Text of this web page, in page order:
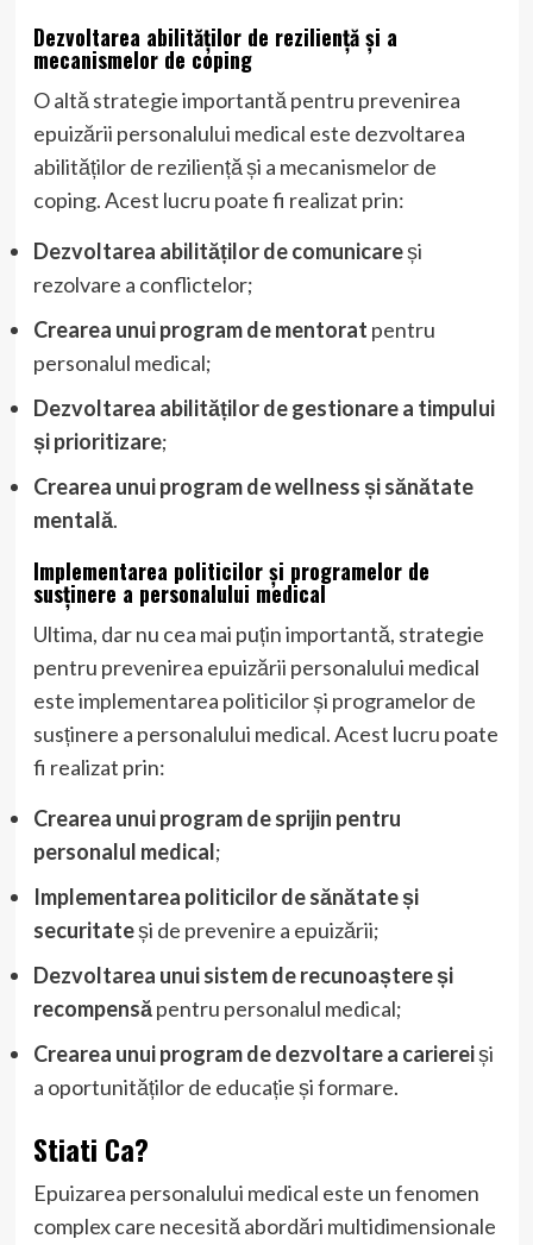
Dezvoltarea abilităților de reziliență și a
mecanismelor de coping
O altă strategie importantă pentru prevenirea
epuizării personalului medical este dezvoltarea
abilităților de reziliență și a mecanismelor de
coping. Acest lucru poate fi realizat prin:
Dezvoltarea abilităților de comunicareși
rezolvare a conflictelor;
Crearea unui program de mentorat pentru
personalul medical;
Dezvoltarea abilităților de gestionare a timpului
și prioritizare;
Crearea unui program de wellness și sănătate
mentală.
Implementarea politicilor și programelor de
susținere a personalului medical
Ultima, dar nu cea mai puțin importantă, strategie
pentru prevenirea epuizării personalului medical
este implementarea politicilor și programelor de
susținere a personalului medical. Acest lucru poate
fi realizat prin:
Crearea unui program de sprijin pentru
personalul medical;
Implementarea politicilor de sănătate și
securitateși de prevenire a epuizării;
Dezvoltarea unui sistem de recunoaștere și
recompensăpentru personalul medical;
Crearea unui program de dezvoltare a cariereiși
a oportunităților de educație și formare.
Stiati Ca?
Epuizarea personalului medical este un fenomen
complex care necesită abordări multidimensionale